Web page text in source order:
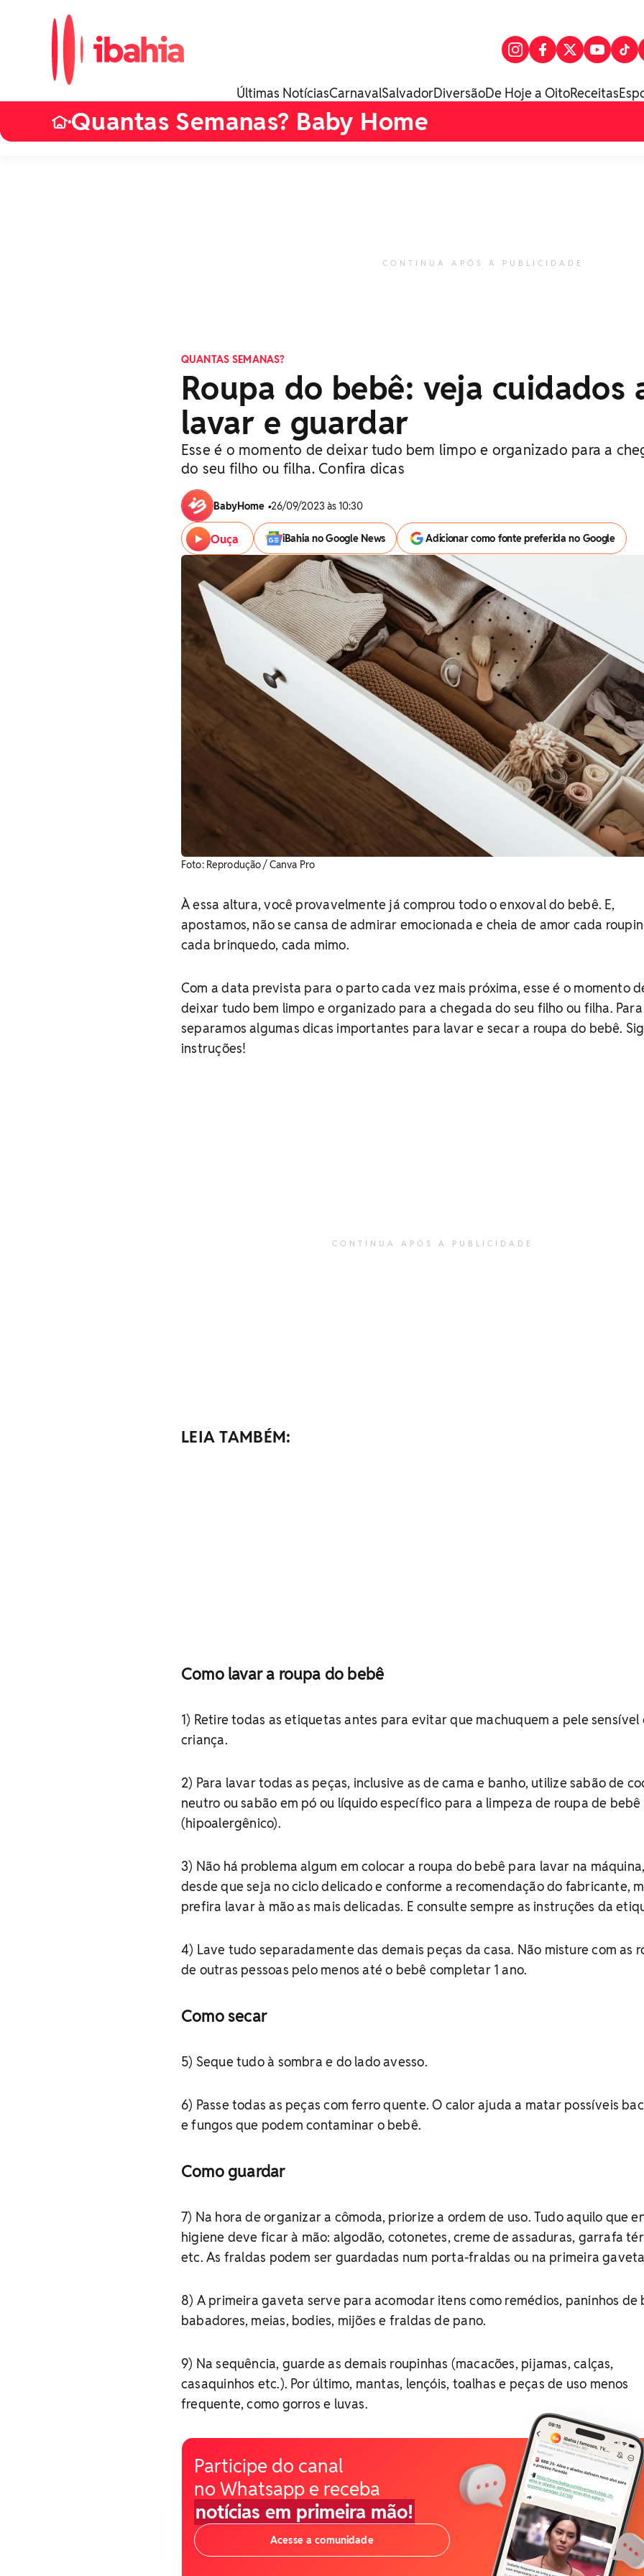
Últimas NotíciasCarnavalSalvadorDiversãoDe Hoje a OitoReceitas
•Quantas Semanas? Baby Home
CONTINUA APÓS A PUBLICIDADE
QUANTAS SEMANAS?
Roupa do bebê: veja cuidados
lavar e guardar
Esse é o momento de deixar tudo bem limpo e organizado para a
do seu filho ou filha. Confira dicas
BabyHome •26/09/2023 às 10:30
Ouça iBahia no Google News Adicionar como fonte preferida no Google
Foto: Reprodução / Canva Pro
À essa altura, você provavelmente já comprou todo o enxoval do bebê. E,
apostamos, não se cansa de admirar emocionada e cheia de amor cada
cada brinquedo, cada mimo.
Com a data prevista para o parto cada vez mais próxima, esse é o momento
deixar tudo bem limpo e organizado para a chegada do seu filho ou filha. Para
separamos algumas dicas importantes para lavar e secar a roupa do bebê.
instruções!
CONTINUA APÓS A PUBLICIDADE
LEIA TAMBÉM:
Como lavar a roupa do bebê
1) Retire todas as etiquetas antes para evitar que machuquem a pele sensível
criança.
2) Para lavar todas as peças, inclusive as de cama e banho, utilize sabão de
neutro ou sabão em pó ou líquido específico para a limpeza de roupa de bebê
(hipoalergênico).
3) Não há problema algum em colocar a roupa do bebê para lavar na
desde que seja no ciclo delicado e conforme a recomendação do fabricante,
prefira lavar à mão as mais delicadas. E consulte sempre as instruções da
4) Lave tudo separadamente das demais peças da casa. Não misture com as
de outras pessoas pelo menos até o bebê completar 1 ano.
Como secar
5) Seque tudo à sombra e do lado avesso.
6) Passe todas as peças com ferro quente. O calor ajuda a matar possíveis
e fungos que podem contaminar o bebê.
Como guardar
7) Na hora de organizar a cômoda, priorize a ordem de uso. Tudo aquilo que
higiene deve ficar à mão: algodão, cotonetes, creme de assaduras, garrafa
etc. As fraldas podem ser guardadas num porta-fraldas ou na primeira
8) A primeira gaveta serve para acomodar itens como remédios, paninhos de
babadores, meias, bodies, mijões e fraldas de pano.
9) Na sequência, guarde as demais roupinhas (macacões, pijamas, calças,
casaquinhos etc.). Por último, mantas, lençóis, toalhas e peças de uso menos
frequente, como gorros e luvas.
Participe do canal
no Whatsapp e receba
notícias em primeira mão!
Acesse a comunidade